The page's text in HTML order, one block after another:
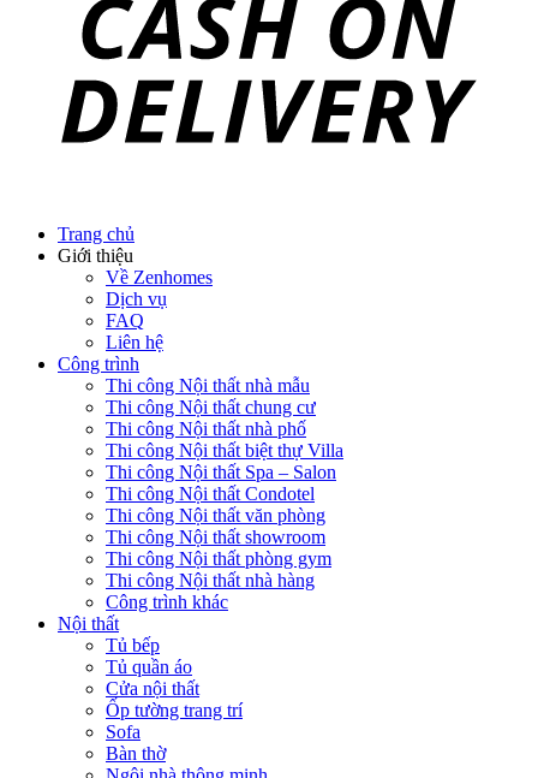
Trang chủ
Giới thiệu
Về Zenhomes
Dịch vụ
FAQ
Liên hệ
Công trình
Thi công Nội thất nhà mẫu
Thi công Nội thất chung cư
Thi công Nội thất nhà phố
Thi công Nội thất biệt thự Villa
Thi công Nội thất Spa – Salon
Thi công Nội thất Condotel
Thi công Nội thất văn phòng
Thi công Nội thất showroom
Thi công Nội thất phòng gym
Thi công Nội thất nhà hàng
Công trình khác
Nội thất
Tủ bếp
Tủ quần áo
Cửa nội thất
Ốp tường trang trí
Sofa
Bàn thờ